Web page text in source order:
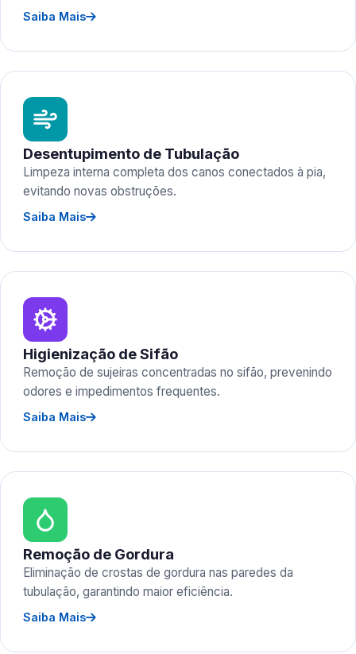
Saiba Mais
Desentupimento de Tubulação
Limpeza interna completa dos canos conectados à pia,
evitando novas obstruções.
Saiba Mais
Higienização de Sifão
Remoção de sujeiras concentradas no sifão, prevenindo
odores e impedimentos frequentes.
Saiba Mais
Remoção de Gordura
Eliminação de crostas de gordura nas paredes da
tubulação, garantindo maior eficiência.
Saiba Mais